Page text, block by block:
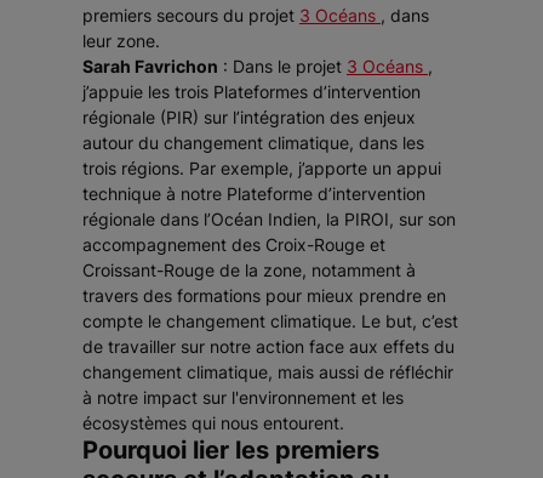
premiers secours du projet 3 Océans , dans
leur zone.
Sarah Favrichon : Dans le projet 3 Océans ,
j’appuie les trois Plateformes d’intervention
régionale (PIR) sur l’intégration des enjeux
autour du changement climatique, dans les
trois régions. Par exemple, j’apporte un appui
technique à notre Plateforme d’intervention
régionale dans l’Océan Indien, la PIROI, sur son
accompagnement des Croix-Rouge et
Croissant-Rouge de la zone, notamment à
travers des formations pour mieux prendre en
compte le changement climatique. Le but, c’est
de travailler sur notre action face aux effets du
changement climatique, mais aussi de réfléchir
à notre impact sur l'environnement et les
écosystèmes qui nous entourent.
Pourquoi lier les premiers